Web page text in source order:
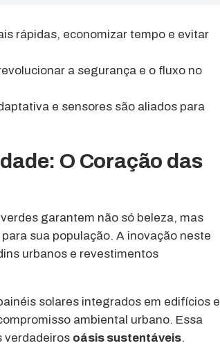
rápidas, economizar tempo e evitar
a segurança e o fluxo no
e sensores são aliados para
O Coração das
garantem não só beleza, mas
sua população. A inovação neste
urbanos e revestimentos
solares integrados em edifícios e
ambiental urbano. Essa
verdadeiros oásis sustentáveis.